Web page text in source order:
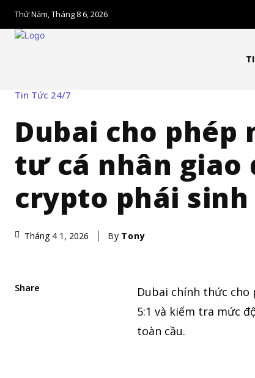
Thứ Năm, Tháng 8 6, 2026
Tin Tức 24/7
Dubai cho phép
tư cá nhân giao
crypto phái sinh
Tháng 4 1, 2026 By Tony
Share
Dubai chính thức
5:1 và kiểm tra mức
toàn cầu.